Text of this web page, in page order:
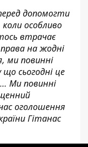
допомогти
коли особливо
втрачає
на жодні
ми повинні
сьогодні це
Ми повинні
оголошення
Гітанас